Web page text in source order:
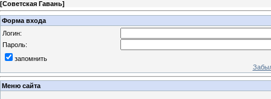
[Советская Гавань]
Форма входа
Логин:
Пароль:
запомнить
Меню сайта